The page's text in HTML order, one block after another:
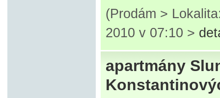
(Prodám >
2010 v 07:10 >
apartmány